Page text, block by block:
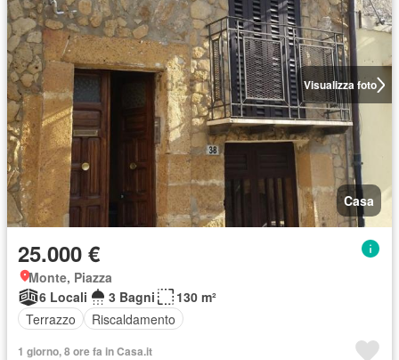
Visualizza foto
Casa
25.000 €
Monte, Piazza
6 Locali
3 Bagni
130 m²
Terrazzo
Riscaldamento
1 giorno, 8 ore fa in Casa.it